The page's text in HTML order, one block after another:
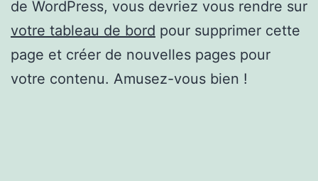
de WordPress, vous devriez vous rendre sur
votre tableau de bord pour supprimer cette
page et créer de nouvelles pages pour
votre contenu. Amusez-vous bien !